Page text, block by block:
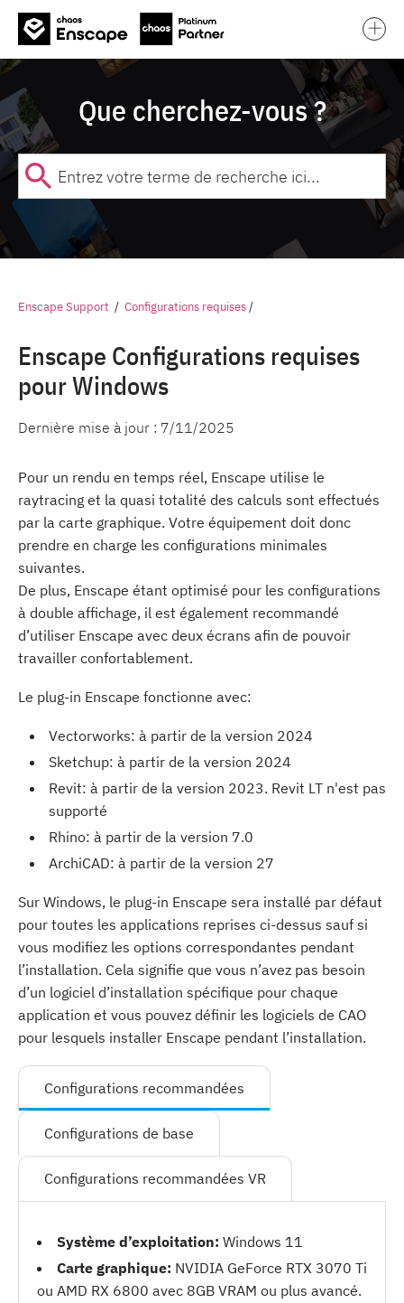
❌
Que cherchez-vous ?
Enscape Support / Configurations requises/
Enscape Configurations requises
pour Windows
Dernière mise à jour : 7/11/2025
Pour un rendu en temps réel, Enscape utilise le
raytracing et la quasi totalité des calculs sont effectués
par la carte graphique. Votre équipement doit donc
prendre en charge les configurations minimales
suivantes.
De plus, Enscape étant optimisé pour les configurations
à double affichage, il est également recommandé
d’utiliser Enscape avec deux écrans afin de pouvoir
travailler confortablement.
Le plug-in Enscape fonctionne avec:
Vectorworks: à partir de la version 2024
Sketchup: à partir de la version 2024
Revit: à partir de la version 2023. Revit LT n'est pas
supporté
Rhino: à partir de la version 7.0
ArchiCAD: à partir de la version 27
Sur Windows, le plug-in Enscape sera installé par défaut
pour toutes les applications reprises ci-dessus sauf si
vous modifiez les options correspondantes pendant
l’installation. Cela signifie que vous n’avez pas besoin
d’un logiciel d’installation spécifique pour chaque
application et vous pouvez définir les logiciels de CAO
pour lesquels installer Enscape pendant l’installation.
Configurations recommandées
Configurations de base
Configurations recommandées VR
Système d’exploitation: Windows 11
Carte graphique: NVIDIA GeForce RTX 3070 Ti
ou AMD RX 6800 avec 8GB VRAM ou plus avancé.